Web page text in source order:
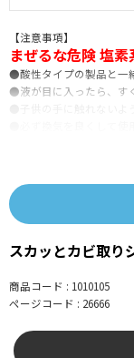
【注意事項】
まぜるな危険 塩素
●酸性タイプの製品と一
●液が目に入ったら、す
●必ず換気を良くして使
【キャップの開け方】
※開けるとき、チューブ
【使用方法】
②カビ以外の汚れは、ふ
スカッとカビ取り
商品コード : 1010105
ページコード : 26666